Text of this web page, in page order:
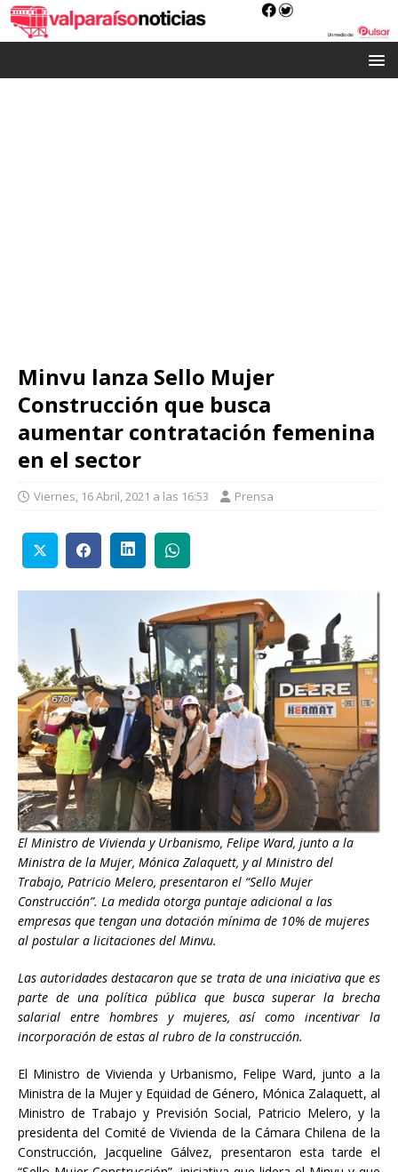
Minvu lanza Sello Mujer
Construcción que busca
aumentar contratación femenina
en el sector
Viernes, 16 Abril, 2021 a las 16:53 Prensa
El Ministro de Vivienda y Urbanismo, Felipe Ward, junto a la
Ministra de la Mujer, Mónica Zalaquett, y al Ministro del
Trabajo, Patricio Melero, presentaron el “Sello Mujer
Construcción”. La medida otorga puntaje adicional a las
empresas que tengan una dotación mínima de 10% de mujeres
al postular a licitaciones del Minvu.
Las autoridades destacaron que se trata de una iniciativa que es
parte de una política pública que busca superar la brecha
salarial entre hombres y mujeres, así como incentivar la
incorporación de estas al rubro de la construcción.
El Ministro de Vivienda y Urbanismo, Felipe Ward, junto a la
Ministra de la Mujer y Equidad de Género, Mónica Zalaquett, al
Ministro de Trabajo y Previsión Social, Patricio Melero, y la
presidenta del Comité de Vivienda de la Cámara Chilena de la
Construcción, Jacqueline Gálvez, presentaron esta tarde el